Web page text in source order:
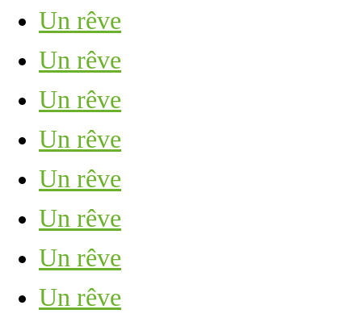
Un rêve
Un rêve
Un rêve
Un rêve
Un rêve
Un rêve
Un rêve
Un rêve